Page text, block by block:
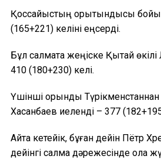
Қоссайыстың қорытындысы
(165+221) келіні еңсерді.
Бұл салмақта жеңіске Қытай
410 (180+230) келі.
Үшінші орынды
Хасанбаев иеленді – 377
Айта кетейік, бұған дейін Пётр
дейінгі салмақ дәрежесінде қола